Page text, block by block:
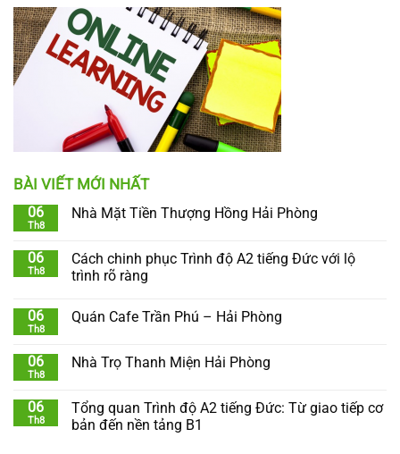
BÀI VIẾT MỚI NHẤT
06
Th8
Nhà Mặt Tiền Thượng Hồng Hải Phòng
06
Th8
Cách chinh phục Trình độ A2 tiếng Đức với lộ
trình rõ ràng
06
Th8
Quán Cafe Trần Phú – Hải Phòng
06
Th8
Nhà Trọ Thanh Miện Hải Phòng
06
Th8
Tổng quan Trình độ A2 tiếng Đức: Từ giao tiếp cơ
bản đến nền tảng B1